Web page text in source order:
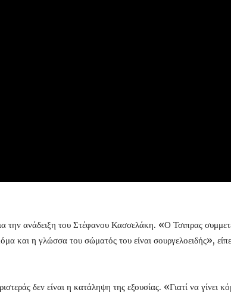
την ανάδειξη του Στέφανου Κασσελάκη. «Ο Τσιπρας
και η γλώσσα του σώματός του είναι σουργελοειδής»,
δεν είναι η κατάληψη της εξουσίας. «Γιατί να